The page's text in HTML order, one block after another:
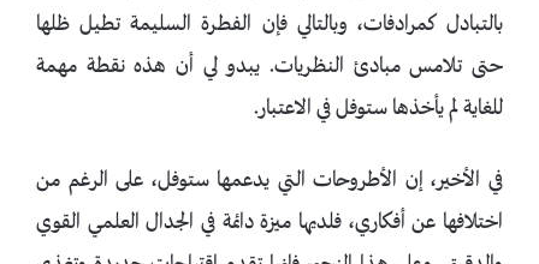
بالتبادل كمرادفات، وبالتالي فإن الفطرة السليمة تطيل ظلها
حتى تلامس مبادئ النظريات. يبدو لي أن هذه نقطة مهمة
للغاية لم يأخذها ستوفل في الاعتبار.
في الأخير، إن الأطروحات التي يدعمها ستوفل، على الرغم من
اختلافها عن أفكاري، فلديها ميزة دائمة في الجدال العلمي القوي